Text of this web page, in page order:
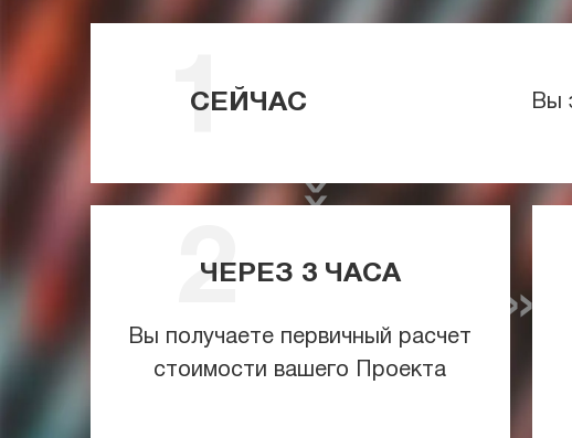
СЕЙЧАС Вы
ЧЕРЕЗ 3ЧАСА
Вы получаете первичный расчет
стоимости вашего Проекта